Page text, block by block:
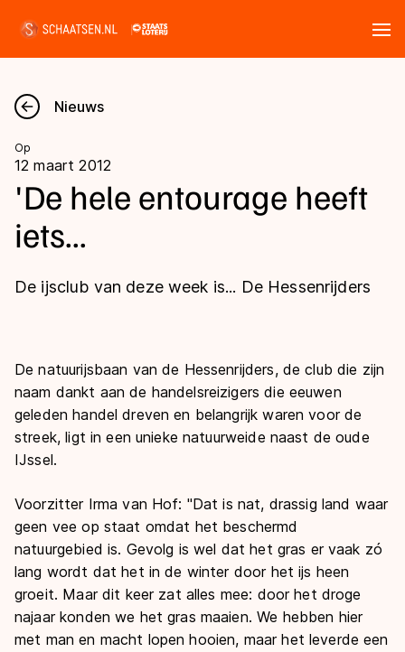
Nieuws
Kalender
Disciplines
Inlineskaten
Schoonrijden
Natuurijs
Uitslagen
Shorttrack
Marathon
Inlineskaten
Kunstschaatsen
Ranglijsten Langebaan
Persoonlijke records & tijden
Historie & statistiek
De weg op
Inschrijven wedstrijden
Deze zomer de weg op
Waar kan ik schaatsen en skaten?
Schaatsfans
Alles voor jou als schaatsfan
Evenementen
Tickets
Livestreams
Word schaatsfan!
Olympische Spelen
Olympische Spelen
Medaille overzicht
Medaillespiegel
Nieuws
Op
12 maart 2012
'De hele entourage heeft
iets...
De ijsclub van deze week is... De Hessenrijders
De natuurijsbaan van de Hessenrijders, de club die zijn
naam dankt aan de handelsreizigers die eeuwen
geleden handel dreven en belangrijk waren voor de
streek, ligt in een unieke natuurweide naast de oude
IJssel.
Voorzitter Irma van Hof: "Dat is nat, drassig land waar
geen vee op staat omdat het beschermd
natuurgebied is. Gevolg is wel dat het gras er vaak zó
lang wordt dat het in de winter door het ijs heen
groeit. Maar dit keer zat alles mee: door het droge
najaar konden we het gras maaien. We hebben hier
met man en macht lopen hooien, maar het leverde een